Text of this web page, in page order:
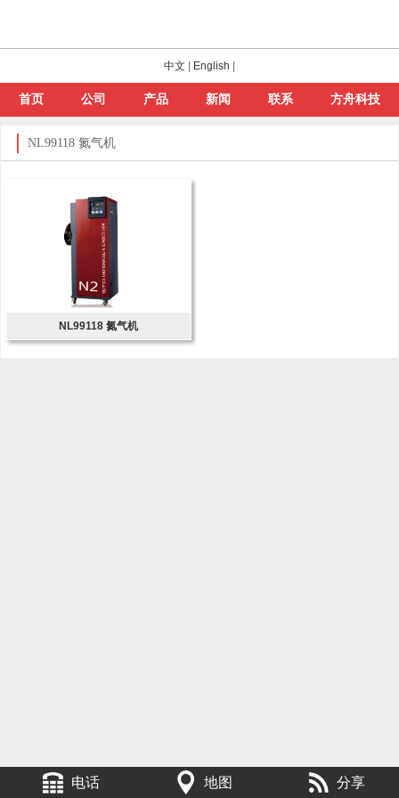
中文 English
首页 公司 产品 新闻 联系 方舟科技
NL99118 氮气机
NL99118 氮气机
电话 地图 分享